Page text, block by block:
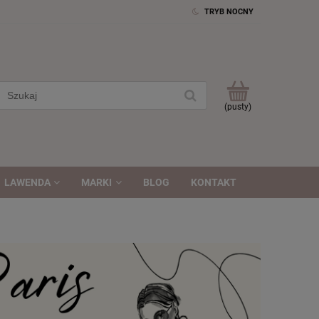
TRYB NOCNY
(pusty)
LAWENDA MARKI BLOG KONTAKT